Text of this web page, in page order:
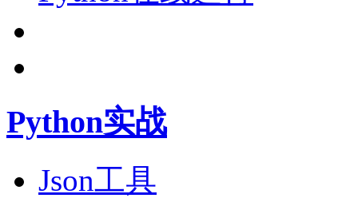
Python实战
Json工具